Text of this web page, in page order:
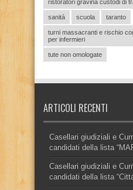
ristoratori gravina custodi di
sanità scuola taranto
turni massacranti e rischio
per infermieri
tute non omologate
ARTICOLI RECENTI
Casellari giudiziali e
candidati della lista
Casellari giudiziali e
candidati della lista